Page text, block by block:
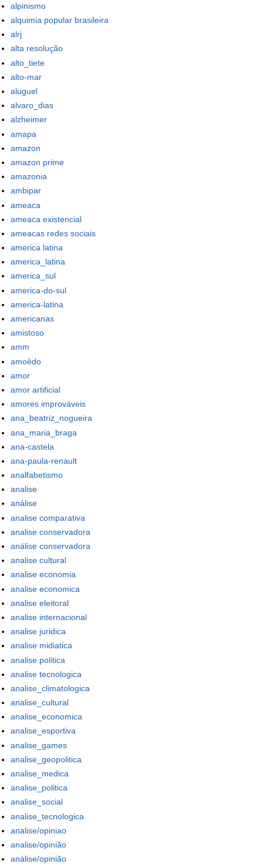
alpinismo
alquimia popular brasileira
alrj
alta resolução
alto_tiete
alto-mar
aluguel
alvaro_dias
alzheimer
amapa
amazon
amazon prime
amazonia
ambipar
ameaca
ameaca existencial
ameacas redes sociais
america latina
america_latina
america_sul
america-do-sul
america-latina
americanas
amistoso
amm
amoêdo
amor
amor artificial
amores improváveis
ana_beatriz_nogueira
ana_maria_braga
ana-castela
ana-paula-renault
analfabetismo
analise
análise
analise comparativa
analise conservadora
análise conservadora
analise cultural
analise economia
analise economica
analise eleitoral
analise internacional
analise juridica
analise midiatica
analise politica
analise tecnologica
analise_climatologica
analise_cultural
analise_economica
analise_esportiva
analise_games
analise_geopolitica
analise_medica
analise_politica
analise_social
analise_tecnologica
analise/opiniao
analise/opinião
análise/opinião